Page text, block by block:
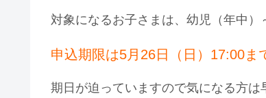
対象になるお子さまは、幼児（年中）
申込期限は5月26日（日）17:00ま
期日が迫っていますので気になる方は